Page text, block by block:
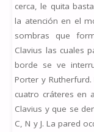
cerca, le quita
la atención en el
sombras que
Clavius las cuales
borde se ve
Porter y
cuatro cráteres en
Clavius y que se
C, N y J. La pared